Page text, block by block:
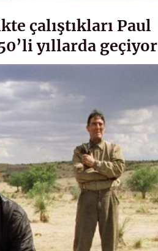
çalıştıkları Paul
yıllarda geçiyor